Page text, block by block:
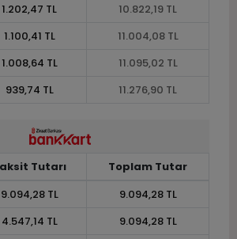
1.202,47 TL
10.822,19 TL
1.100,41 TL
11.004,08 TL
1.008,64 TL
11.095,02 TL
939,74 TL 11.276,90 TL
Tutarı
Toplam Tutar
9.094,28 TL
9.094,28 TL
4.547,14 TL
9.094,28 TL